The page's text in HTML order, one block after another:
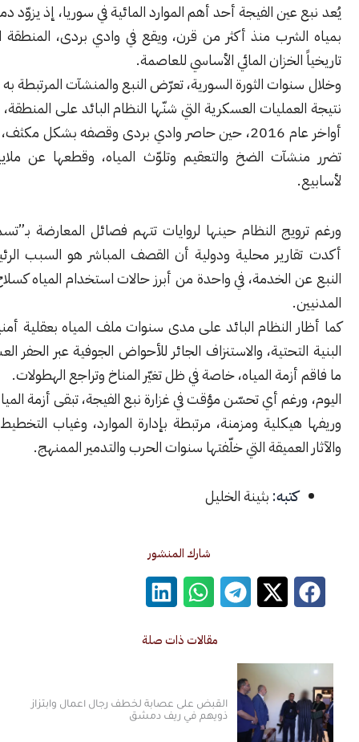
الفيجة أحد أهم الموارد المائية في سوريا، إذ يزوّد دمشق وريفها
منذ أكثر من قرن، ويقع في وادي بردى، المنطقة التي شكّلت
المائي الأساسي للعاصمة.
الثورة السورية، تعرّض النبع والمنشآت المرتبطة به لدمار واسع
العسكرية التي شنّها النظام البائد على المنطقة، ولا سيما في
أواخر عام 2016، حين حاصر وادي بردى وقصفه بشكل مكثف، ما أدى إلى
الضخ والتعقيم وتلوّث المياه، وقطعها عن ملايين السكان
النظام حينها لروايات تتهم فصائل المعارضة بـ”تسميم النبع”،
محلية ودولية أن القصف المباشر هو السبب الرئيسي لخروج
الخدمة، في واحدة من أبرز حالات استخدام المياه كسلاح حرب ضد
النظام البائد على مدى سنوات ملف المياه بعقلية أمنية، وإهمال
والاستنزاف الجائر للأحواض الجوفية عبر الحفر العشوائي للآبار،
المياه، خاصة في ظل تغيّر المناخ وتراجع الهطولات.
أي تحسّن مؤقت في غزارة نبع الفيجة، تبقى أزمة المياه في دمشق
ومزمنة، مرتبطة بإدارة الموارد، وغياب التخطيط المستدام،
التي خلّفتها سنوات الحرب والتدمير الممنهج.
بثينة الخليل
شارك المنشور
مقالات ذات صلة
القبض على عصابة لخطف رجال أعمال وابتزاز
ذويهم في ريف دمشق